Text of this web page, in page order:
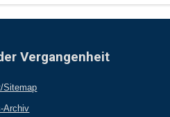
Vergangenheit
Sitemap
Archiv